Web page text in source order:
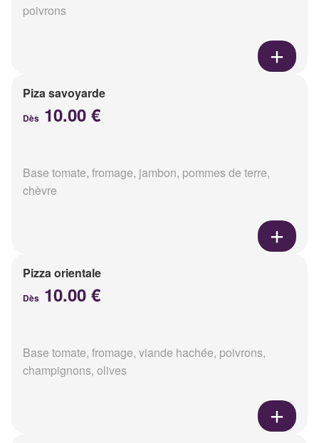
poivrons
Piza savoyarde
Dès 10.00 €
Base tomate, fromage, jambon, pommes de terre,
chèvre
Pizza orientale
Dès 10.00 €
Base tomate, fromage, viande hachée, poivrons,
champignons, olives